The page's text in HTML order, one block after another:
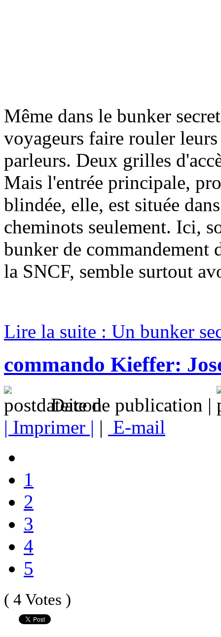
Même dans le bunker
voyageurs faire rouler
parleurs. Deux grilles
Mais l'entrée principale,
blindée, elle, est située
cheminots seulement. Ici,
bunker de commandement
la SNCF, semble surtout
Lire la suite : Un bunker
commando Kieffer:
Date de publication |
| Imprimer | | E-mail
1
2
3
4
5
( 4 Votes )